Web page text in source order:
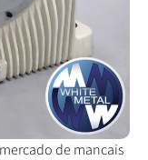
de mancais